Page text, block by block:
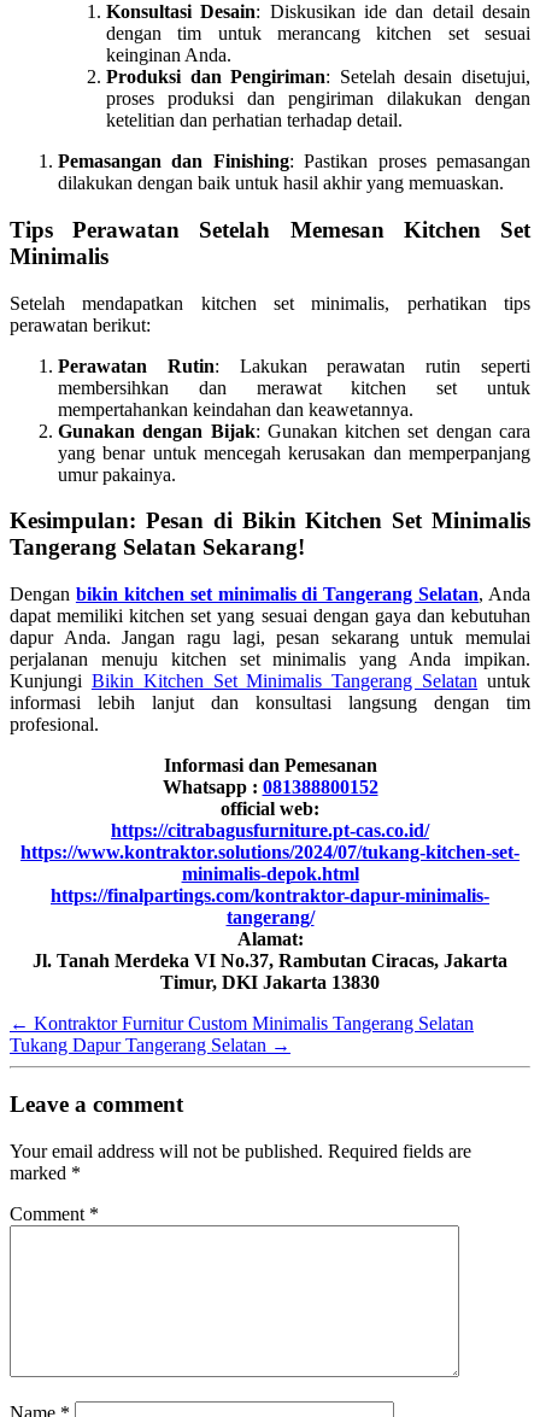
Konsultasi Desain: Diskusikan ide dan detail desain
dengan tim untuk merancang kitchen set sesuai
keinginan Anda.
Produksi dan Pengiriman: Setelah desain disetujui,
proses produksi dan pengiriman dilakukan dengan
ketelitian dan perhatian terhadap detail.
Pemasangan dan Finishing: Pastikan proses pemasangan
dilakukan dengan baik untuk hasil akhir yang memuaskan.
Tips Perawatan Setelah Memesan Kitchen Set
Minimalis
Setelah mendapatkan kitchen set minimalis, perhatikan tips
perawatan berikut:
Perawatan Rutin: Lakukan perawatan rutin seperti
membersihkan dan merawat kitchen set untuk
mempertahankan keindahan dan keawetannya.
Gunakan dengan Bijak: Gunakan kitchen set dengan cara
yang benar untuk mencegah kerusakan dan memperpanjang
umur pakainya.
Kesimpulan: Pesan di Bikin Kitchen Set Minimalis
Tangerang Selatan Sekarang!
Dengan bikin kitchen set minimalis di Tangerang Selatan, Anda
dapat memiliki kitchen set yang sesuai dengan gaya dan kebutuhan
dapur Anda. Jangan ragu lagi, pesan sekarang untuk memulai
perjalanan menuju kitchen set minimalis yang Anda impikan.
Kunjungi Bikin Kitchen Set Minimalis Tangerang Selatan untuk
informasi lebih lanjut dan konsultasi langsung dengan tim
profesional.
Informasi dan Pemesanan
Whatsapp : 081388800152
official web:
https://citrabagusfurniture.pt-cas.co.id/
https://www.kontraktor.solutions/2024/07/tukang-kitchen-set-
minimalis-depok.html
https://finalpartings.com/kontraktor-dapur-minimalis-
tangerang/
Alamat:
Jl. Tanah Merdeka VI No.37, Rambutan Ciracas, Jakarta
Timur, DKI Jakarta 13830
← Kontraktor Furnitur Custom Minimalis Tangerang Selatan
Tukang Dapur Tangerang Selatan →
Leave a comment
Your email address will not be published. Required fields are
marked *
Comment *
Name *